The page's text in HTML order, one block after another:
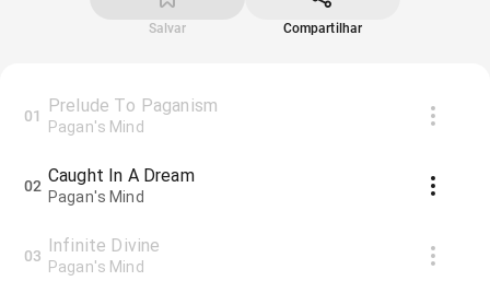
Salvar Compartilhar
01 Prelude To Paganism
Pagan's Mind
02 Caught In A Dream
Pagan's Mind
03 Infinite Divine
Pagan's Mind